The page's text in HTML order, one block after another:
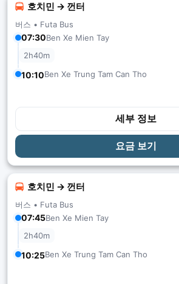
호치민 → 껀터
버스 • Futa Bus
07:30Ben Xe Mien Tay
2h40m
10:10Ben Xe Trung Tam Can Tho
세부 정보
요금 보기
호치민 → 껀터
버스 • Futa Bus
07:45Ben Xe Mien Tay
2h40m
10:25Ben Xe Trung Tam Can Tho